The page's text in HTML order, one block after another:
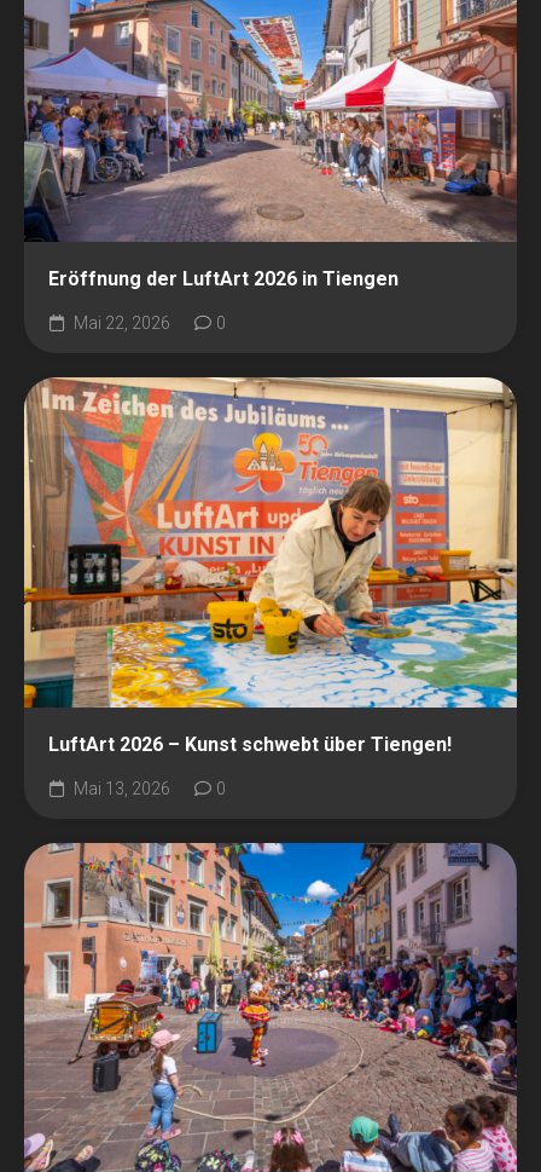
Eröffnung der LuftArt 2026 in Tiengen
Mai 22, 2026 0
LuftArt 2026 – Kunst schwebt über Tiengen!
Mai 13, 2026 0